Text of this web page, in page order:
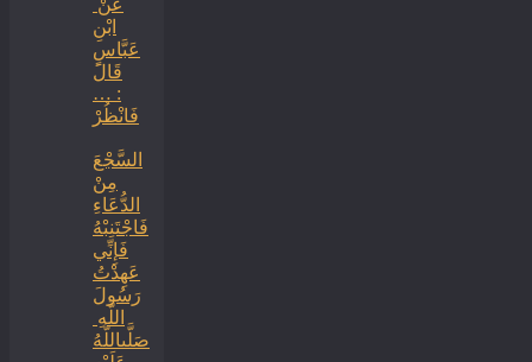
‏عَنْ ‏
‏ابْنِ
عَبَّاسٍ
‏‏قَالَ
: …
فَانْظُرْ
السَّجْعَ
‏‏مِنْ
الدُّعَاءِ
فَاجْتَنِبْهُ
فَإِنِّي
عَهِدْتُ
رَسُولَ
اللَّهِ ‏
‏صَلَّىاللَّهُ